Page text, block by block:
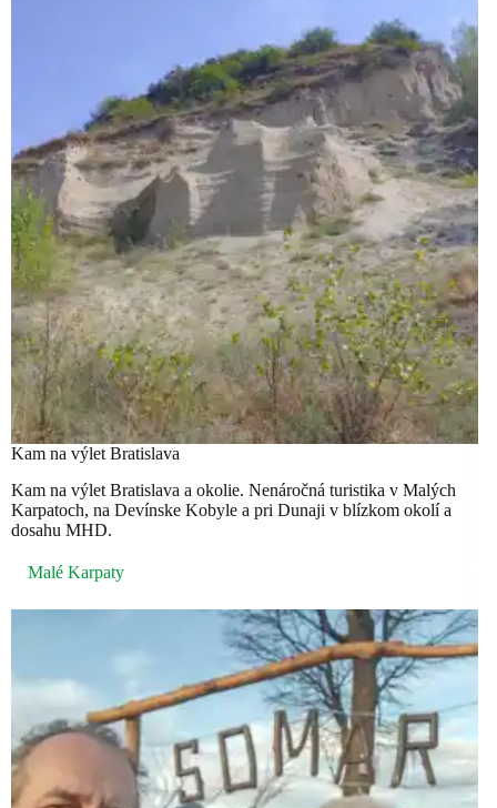
Kam na výlet Bratislava
Kam na výlet Bratislava a okolie. Nenáročná turistika v Malých
Karpatoch, na Devínske Kobyle a pri Dunaji v blízkom okolí a
dosahu MHD.
Malé Karpaty